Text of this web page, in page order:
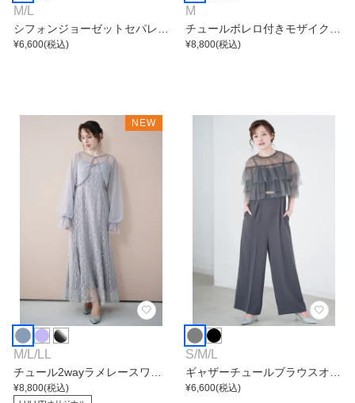
M/L
シフォンジョーゼットセパレー
トワイドパンツ
¥6,600(税込)
M
チュールボレロ付きモザイクレ
ースワンピース
¥8,800(税込)
NEW
M/L /LL
チュール2wayラメレースワン
ピース
¥8,800(税込)
S/M/L
ギャザーチュールブラウスオー
ルインワンパンツ
¥6,600(税込)